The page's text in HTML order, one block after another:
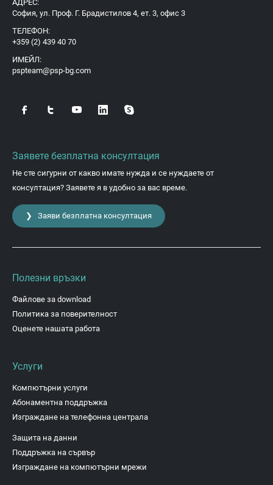
АДРЕС:
София, ул. Проф. Г. Брадистилов 4, ет. 3, офис 3
ТЕЛЕФОН:
+359 (2) 439 40 70
ИМЕЙЛ:
pspteam@psp-bg.com
Заявете безплатна консултация
Не сте сигурни от какво имате нужда и се нуждаете от
консултация? Заявете я в удобно за вас време.
❯ Заяви безплатна консултация
Полезни връзки
Файлове за download
Политика за поверителност
Оценете нашата работа
Услуги
Компютърни услуги
Абонаментна поддръжка
Изграждане на телефонна централа
Защита на данни
Поддръжка на сървър
Изграждане на компютърни мрежи